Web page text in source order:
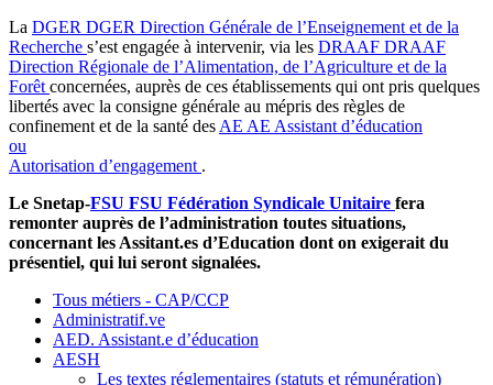
La DGER DGER Direction Générale de l’Enseignement et de la
Recherche s’est engagée à intervenir, via les DRAAF DRAAF
Direction Régionale de l’Alimentation, de l’Agriculture et de la
Forêt concernées, auprès de ces établissements qui ont pris quelques
libertés avec la consigne générale au mépris des règles de
confinement et de la santé des AE AE Assistant d’éducation
ou
Autorisation d’engagement .
Le Snetap-FSU FSU Fédération Syndicale Unitaire fera
remonter auprès de l’administration toutes situations,
concernant les Assitant.es d’Education dont on exigerait du
présentiel, qui lui seront signalées.
Tous métiers - CAP/CCP
Administratif.ve
AED. Assistant.e d’éducation
AESH
Les textes réglementaires (statuts et rémunération)